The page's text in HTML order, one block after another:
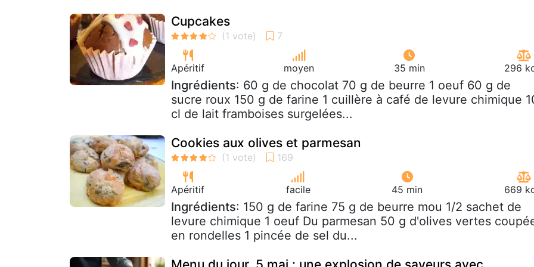
Cupcakes
Apéritif moyen 35 min 296
Ingrédients: 60 g de chocolat 70 g de beurre 1 oeuf 60 g de
sucre roux 150 g de farine 1 cuillère à café de levure chimique
cl de lait framboises surgelées...
Cookies aux olives et parmesan
Apéritif facile 45 min 669
Ingrédients: 150 g de farine 75 g de beurre mou 1/2 sachet de
levure chimique 1 oeuf Du parmesan 50 g d'olives vertes
en rondelles 1 pincée de sel du...